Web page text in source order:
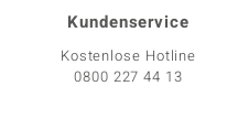
Kundenservice
Kostenlose Hotline
0800 227 44 13